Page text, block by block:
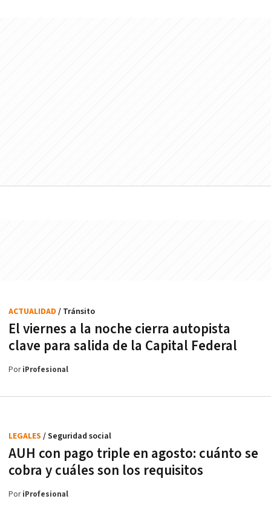
El viernes a la noche cierra autopista
clave para salida de la Capital Federal
ACTUALIDAD / Tránsito
PoriProfesional
AUH con pago triple en agosto: cuánto se
cobra y cuáles son los requisitos
LEGALES / Seguridad social
PoriProfesional